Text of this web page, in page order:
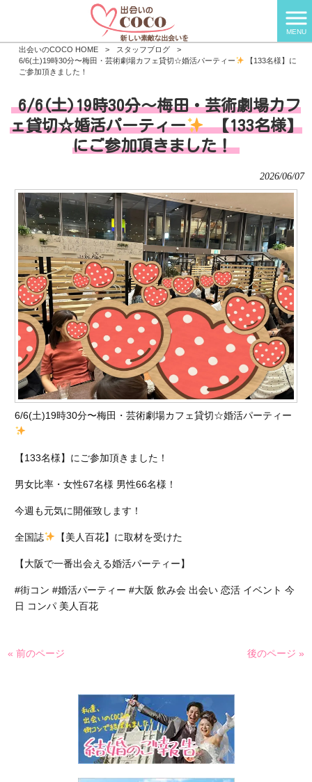
MENU
出会いのCOCO HOME > スタッフブログ
>
6/6(土)19時30分〜梅田・芸術劇場カフェ貸切☆婚活パーティー
【133名様】に
ご参加頂きました！
6/6(土)19時30分〜梅田・芸術劇場カフ
ェ貸切☆婚活パーティー
【133名様】
にご参加頂きました！
2026/06/07
6/6(土)19時30分〜梅田・芸術劇場カフェ貸切☆婚活パーティー
【133名様】にご参加頂きました！
男女比率・女性67名様 男性66名様！
今週も元気に開催致します！
全国誌 【美人百花】に取材を受けた
【大阪で一番出会える婚活パーティー】
#街コン #婚活パーティー #大阪 飲み会 出会い 恋活 イベント 今
日 コンパ 美人百花
« 前のページ 後のページ »